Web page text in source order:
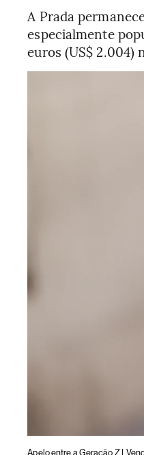
A Prada
especialmente
euros (US$ 2.004)
Apelo entre a Geração Z |